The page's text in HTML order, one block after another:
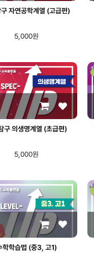
자연공학계열 (고급편)
5,000원
구 의생명계열 (초급편)
5,000원
학학습법 (중3, 고1)